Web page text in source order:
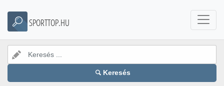
SPORTTOP.HU
Keresés